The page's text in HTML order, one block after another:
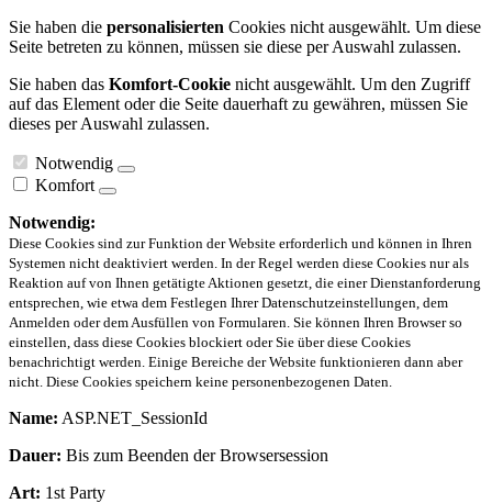
Sie haben die personalisierten Cookies nicht ausgewählt. Um diese
Seite betreten zu können, müssen sie diese per Auswahl zulassen.
Sie haben das Komfort-Cookie nicht ausgewählt. Um den Zugriff
auf das Element oder die Seite dauerhaft zu gewähren, müssen Sie
dieses per Auswahl zulassen.
Notwendig
Komfort
Notwendig:
Diese Cookies sind zur Funktion der Website erforderlich und können in Ihren
Systemen nicht deaktiviert werden. In der Regel werden diese Cookies nur als
Reaktion auf von Ihnen getätigte Aktionen gesetzt, die einer Dienstanforderung
entsprechen, wie etwa dem Festlegen Ihrer Datenschutzeinstellungen, dem
Anmelden oder dem Ausfüllen von Formularen. Sie können Ihren Browser so
einstellen, dass diese Cookies blockiert oder Sie über diese Cookies
benachrichtigt werden. Einige Bereiche der Website funktionieren dann aber
nicht. Diese Cookies speichern keine personenbezogenen Daten.
Name: ASP.NET_SessionId
Dauer: Bis zum Beenden der Browsersession
Art: 1st Party